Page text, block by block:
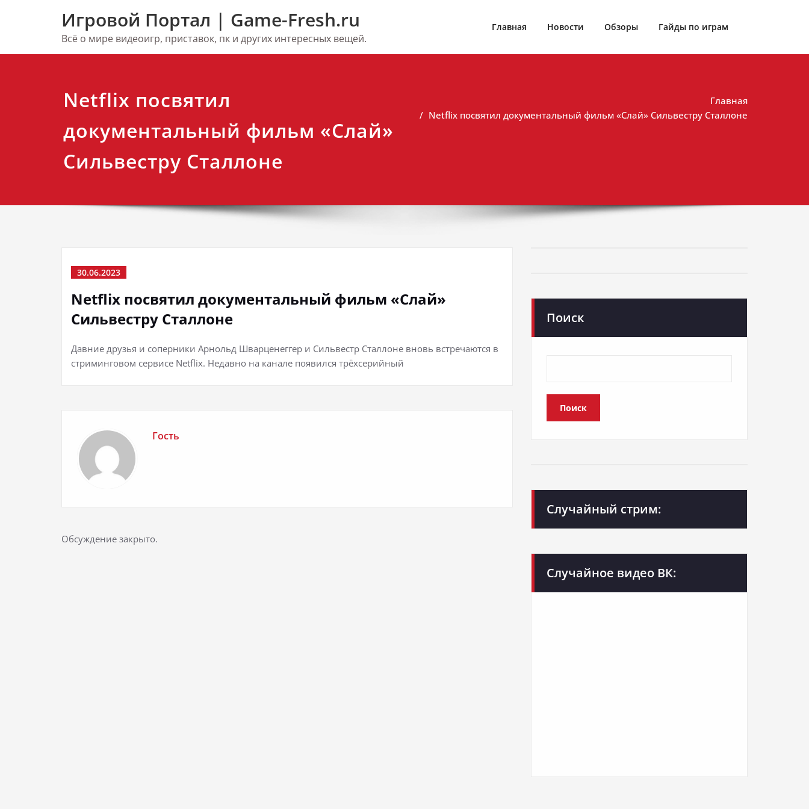
Игровой Портал | Game-Fresh.ru
Всё о мире видеоигр, приставок, пк и других интересных вещей.
Главная Новости Обзоры Гайды по играм
Netflix посвятил
документальный фильм «Слай»
Сильвестру Сталлоне
Главная
Netflix посвятил документальный фильм «Слай» Сильвестру Сталлоне
30.06.2023
Netflix посвятил документальный фильм «Слай»
Сильвестру Сталлоне
Давние друзья и соперники Арнольд Шварценеггер и Сильвестр Сталлоне вновь встречаются в
стриминговом сервисе Netflix. Недавно на канале появился трёхсерийный
Гость
Обсуждение закрыто.
Поиск
Поиск
Случайный стрим:
Случайное видео ВК: